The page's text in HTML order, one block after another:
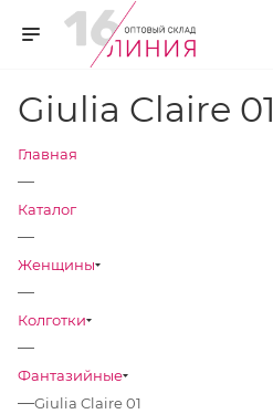
Giulia Claire 01
Главная
—
Каталог
—
Женщины
—
Колготки
—
Фантазийные
—Giulia Claire 01